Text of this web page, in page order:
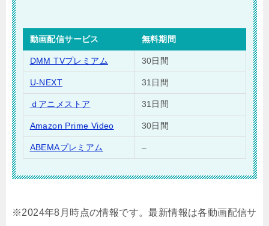
動画配信サービス 無料期間
DMM TVプレミアム 30日間
U-NEXT 31日間
ｄアニメストア 31日間
Amazon Prime Video 30日間
ABEMAプレミアム –
※2024年8月時点の情報です。最新情報は各動画配信サ